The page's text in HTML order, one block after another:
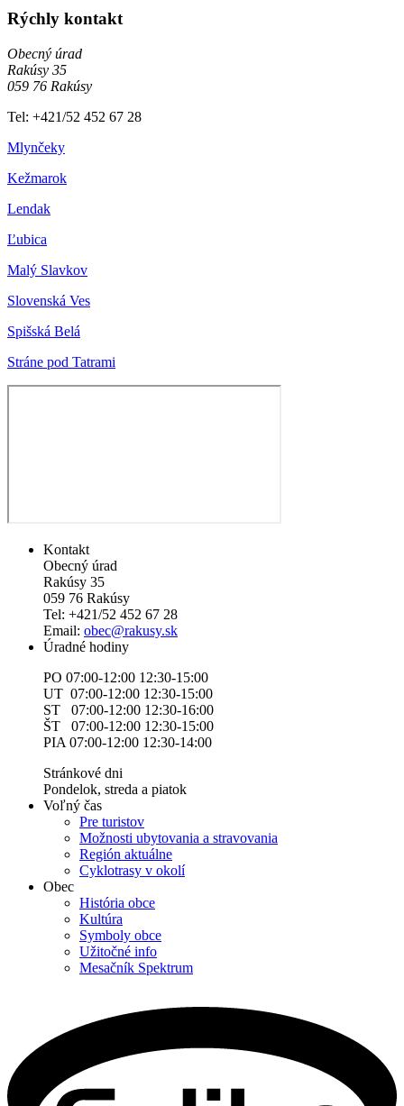
Rýchly kontakt
Obecný úrad
Rakúsy 35
059 76 Rakúsy
Tel: +421/52 452 67 28
Mlynčeky
Kežmarok
Lendak
Ľubica
Malý Slavkov
Slovenská Ves
Spišská Belá
Stráne pod Tatrami
Kontakt
Obecný úrad
Rakúsy 35
059 76 Rakúsy
Tel: +421/52 452 67 28
Email: obec@rakusy.sk
Úradné hodiny
PO 07:00-12:00 12:30-15:00
UT 07:00-12:00 12:30-15:00
ST 07:00-12:00 12:30-16:00
ŠT 07:00-12:00 12:30-15:00
PIA 07:00-12:00 12:30-14:00
Stránkové dni
Pondelok, streda a piatok
Voľný čas
Pre turistov
Možnosti ubytovania a stravovania
Región aktuálne
Cyklotrasy v okolí
Obec
História obce
Kultúra
Symboly obce
Užitočné info
Mesačník Spektrum